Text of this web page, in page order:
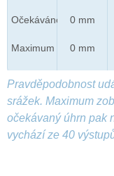
Očekáváno
Maximum
0 mm
0 mm
Pravděpodobnost
srážek. Maximum
očekávaný úhrn pak
vychází ze 40